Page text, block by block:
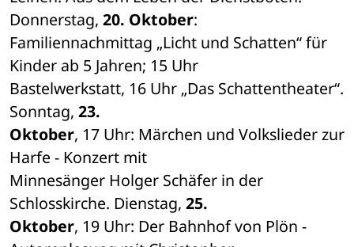
Donnerstag, 20. Oktober:
Familiennachmittag „Licht und Schatten“ für
Kinder ab 5 Jahren; 15 Uhr
Bastelwerkstatt, 16 Uhr „Das Schattentheater“.
Sonntag, 23.
Oktober, 17 Uhr: Märchen und Volkslieder zur
Harfe - Konzert mit
Minnesänger Holger Schäfer in der
Schlosskirche. Dienstag, 25.
Oktober, 19 Uhr: Der Bahnhof von Plön -